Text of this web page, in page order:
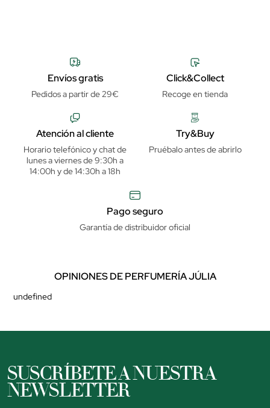
Envíos gratis
Pedidos a partir de 29€
Click&Collect
Recoge en tienda
Atención al cliente
Horario telefónico y chat de
lunes a viernes de 9:30h a
14:00h y de 14:30h a 18h
Try&Buy
Pruébalo antes de abrirlo
Pago seguro
Garantía de distribuidor oficial
OPINIONES DE PERFUMERÍA JÚLIA
undefined
SUSCRÍBETE A NUESTRA
NEWSLETTER